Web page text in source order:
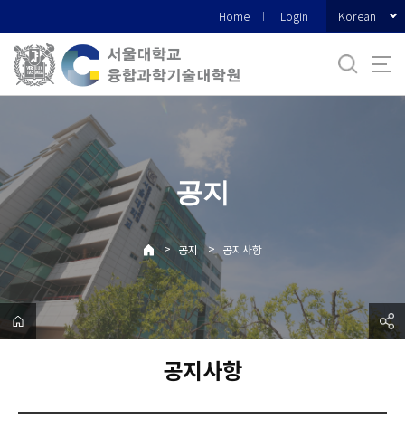
로
메
Home Login Korean
공지
> 공지 > 공지사항
공지사항